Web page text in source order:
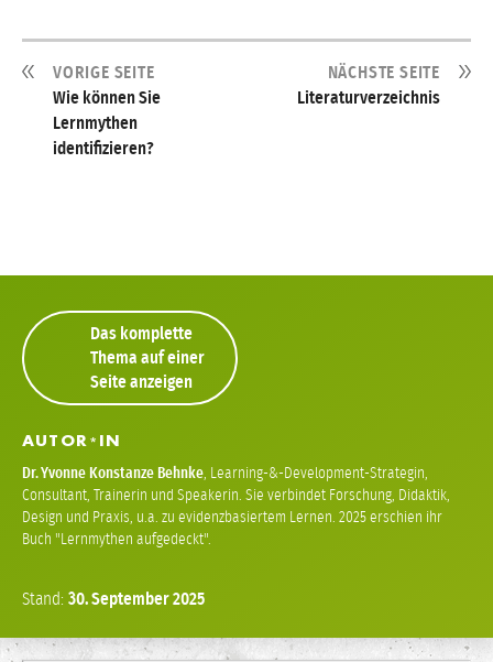
VORIGE SEITE
Wie können Sie
Lernmythen
identifizieren?
NÄCHSTE SEITE
Literaturverzeichnis
Das komplette
Thema auf einer
Seite anzeigen
AUTOR* IN
Dr.Yvonne Konstanze Behnke, Learning-&-Development-Strategin,
Consultant, Trainerin und Speakerin. Sie verbindet Forschung, Didaktik,
Design und Praxis, u.a. zu evidenzbasiertem Lernen. 2025 erschien ihr
Buch "Lernmythen aufgedeckt".
Stand: 30.September2025